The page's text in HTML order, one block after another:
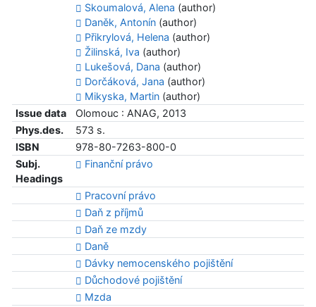
Skoumalová, Alena (author)
Daněk, Antonín(author)
Přikrylová, Helena (author)
Žilinská, Iva (author)
Lukešová, Dana (author)
Dorčáková, Jana (author)
Mikyska, Martin(author)
Issue data
Olomouc : ANAG, 2013
Phys.des.
573 s.
ISBN
978-80-7263-800-0
Subj.
Headings
Finanční právo
Pracovní právo
Daň z příjmů
Daň ze mzdy
Daně
Dávky nemocenského pojištění
Důchodové pojištění
Mzda